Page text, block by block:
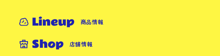
Lineup 商品情報
Shop 店舗情報